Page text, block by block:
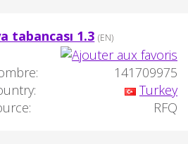
tabancası 1.3 (EN)
141709975
Turkey
RFQ